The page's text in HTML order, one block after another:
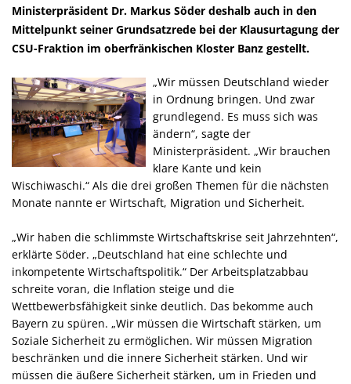
Ministerpräsident Dr. Markus Söder deshalb auch in den
Mittelpunkt seiner Grundsatzrede bei der Klausurtagung der
CSU-Fraktion im oberfränkischen Kloster Banz gestellt.
Wir müssen Deutschland wieder
in Ordnung bringen. Und zwar
grundlegend. Es muss sich was
ändern“, sagte der
Ministerpräsident. „Wir brauchen
klare Kante und kein
Wischiwaschi.“ Als die drei großen Themen für die nächsten
Monate nannte er Wirtschaft, Migration und Sicherheit.
Wir haben die schlimmste Wirtschaftskrise seit Jahrzehnten“,
erklärte Söder. „Deutschland hat eine schlechte und
inkompetente Wirtschaftspolitik.“ Der Arbeitsplatzabbau
schreite voran, die Inflation steige und die
Wettbewerbsfähigkeit sinke deutlich. Das bekomme auch
Bayern zu spüren. „Wir müssen die Wirtschaft stärken, um
Soziale Sicherheit zu ermöglichen. Wir müssen Migration
beschränken und die innere Sicherheit stärken. Und wir
müssen die äußere Sicherheit stärken, um in Frieden und